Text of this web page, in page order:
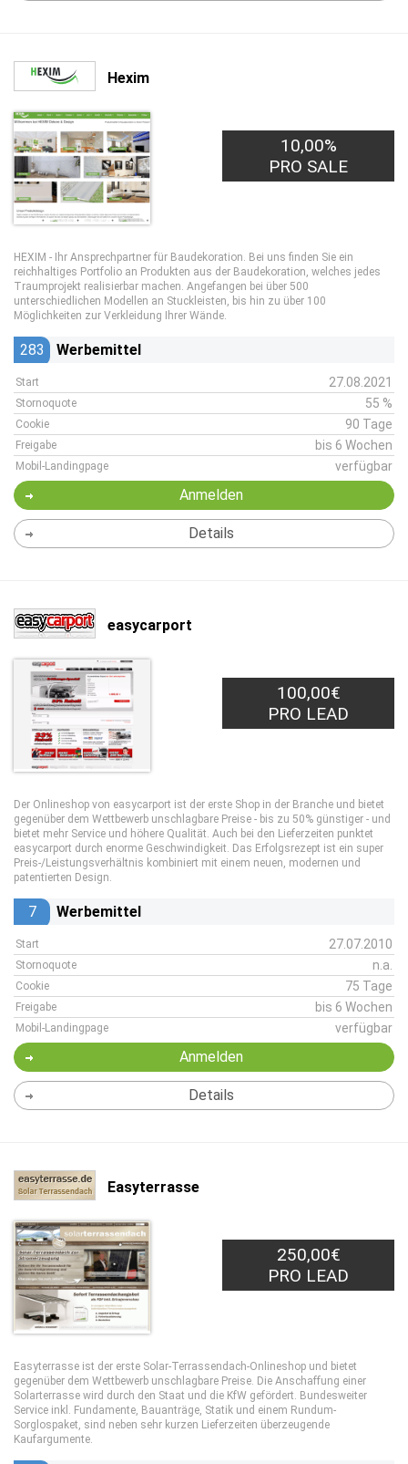
Hexim
10,00%
PRO SALE
HEXIM - Ihr Ansprechpartner für Baudekoration. Bei uns finden Sie ein
reichhaltiges Portfolio an Produkten aus der Baudekoration, welches jedes
Traumprojekt realisierbar machen. Angefangen bei über 500
unterschiedlichen Modellen an Stuckleisten, bis hin zu über 100
Möglichkeiten zur Verkleidung Ihrer Wände.
283 Werbemittel
Start 27.08.2021
Stornoquote 55 %
Cookie 90 Tage
Freigabe bis 6 Wochen
Mobil-Landingpage verfügbar
Anmelden
Details
easycarport
100,00€
PRO LEAD
Der Onlineshop von easycarport ist der erste Shop in der Branche und bietet
gegenüber dem Wettbewerb unschlagbare Preise - bis zu 50% günstiger - und
bietet mehr Service und höhere Qualität. Auch bei den Lieferzeiten punktet
easycarport durch enorme Geschwindigkeit. Das Erfolgsrezept ist ein super
Preis-/Leistungsverhältnis kombiniert mit einem neuen, modernen und
patentierten Design.
7 Werbemittel
Start 27.07.2010
Stornoquote n.a.
Cookie 75 Tage
Freigabe bis 6 Wochen
Mobil-Landingpage verfügbar
Anmelden
Details
Easyterrasse
250,00€
PRO LEAD
Easyterrasse ist der erste Solar-Terrassendach-Onlineshop und bietet
gegenüber dem Wettbewerb unschlagbare Preise. Die Anschaffung einer
Solarterrasse wird durch den Staat und die KfW gefördert. Bundesweiter
Service inkl. Fundamente, Bauanträge, Statik und einem Rundum-
Sorglospaket, sind neben sehr kurzen Lieferzeiten überzeugende
Kaufargumente.